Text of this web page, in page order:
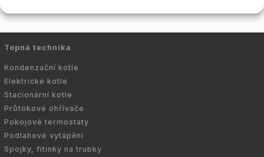
Topná technika
Kondenzační kotle
Elektrické kotle
Stacionární kotle
Průtokové ohřívače
Pokojové termostaty
Podlahové vytápění
Spojky, fitinky na trubky